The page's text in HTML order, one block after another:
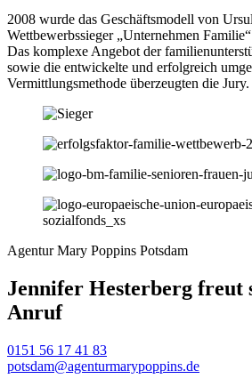
2008 wurde das Geschäftsmodell von
Wettbewerbssieger „Unternehmen
Das komplexe Angebot der
sowie die entwickelte und erfolgreich
Vermittlungsmethode überzeugten die Jury.
Agentur Mary Poppins Potsdam
Jennifer Hesterberg freut
Anruf
0151 56 17 41 83
potsdam@agenturmarypoppins.de